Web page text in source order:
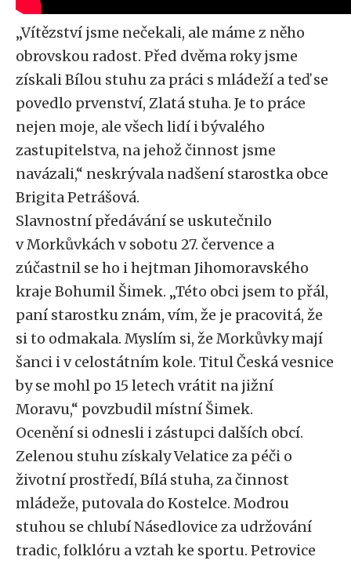
„Vítězství jsme nečekali, ale máme z něho
obrovskou radost. Před dvěma roky jsme
získali Bílou stuhu za práci s mládeží a teď se
povedlo prvenství, Zlatá stuha. Je to práce
nejen moje, ale všech lidí i bývalého
zastupitelstva, na jehož činnost jsme
navázali,“ neskrývala nadšení starostka obce
Brigita Petrášová.
Slavnostní předávání se uskutečnilo
v Morkůvkách v sobotu 27. července a
zúčastnil se ho i hejtman Jihomoravského
kraje Bohumil Šimek. „Této obci jsem to přál,
paní starostku znám, vím, že je pracovitá, že
si to odmakala. Myslím si, že Morkůvky mají
šanci i v celostátním kole. Titul Česká vesnice
by se mohl po 15 letech vrátit na jižní
Moravu,“ povzbudil místní Šimek.
Ocenění si odnesli i zástupci dalších obcí.
Zelenou stuhu získaly Velatice za péči o
životní prostředí, Bílá stuha, za činnost
mládeže, putovala do Kostelce. Modrou
stuhou se chlubí Násedlovice za udržování
tradic, folklóru a vztah ke sportu. Petrovice